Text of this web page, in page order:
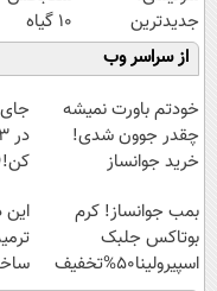
جدیدترین
فناوری اروپا،
سبک و مقاوم |
پرداخت قسطی
10 گیاه
امشب)
از سراسر وب
خودتم باورت نمیشه
چقدر جوون شدی!
خرید جوانساز
ویژه
بمب جوانساز! کرم
بوتاکس جلبک
اسپیرولینا50%تخفیف
این